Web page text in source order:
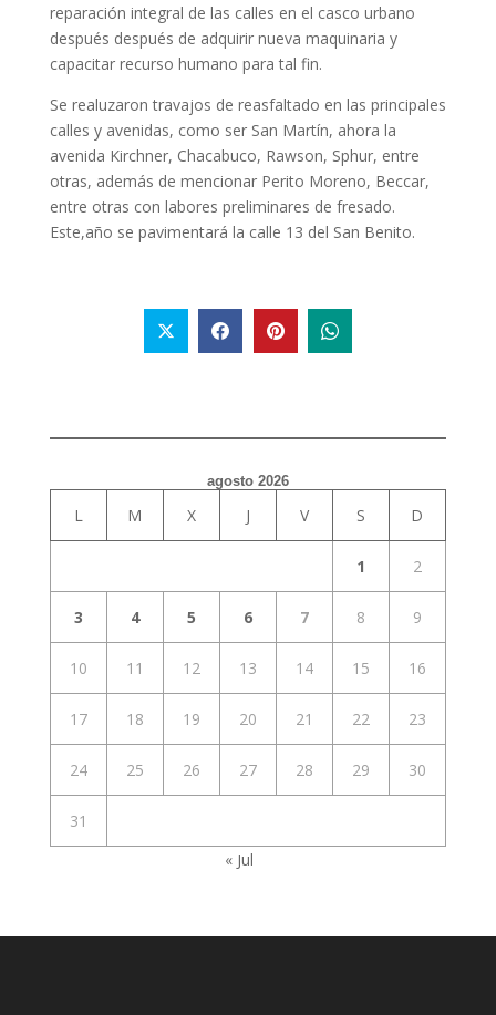
reparación integral de las calles en el casco urbano
después después de adquirir nueva maquinaria y
capacitar recurso humano para tal fin.
Se realuzaron travajos de reasfaltado en las principales
calles y avenidas, como ser San Martín, ahora la
avenida Kirchner, Chacabuco, Rawson, Sphur, entre
otras, además de mencionar Perito Moreno, Beccar,
entre otras con labores preliminares de fresado.
Este,año se pavimentará la calle 13 del San Benito.
agosto 2026
L M X J V S D
1 2
3 4 5 6 7 8 9
10 11 12 13 14 15 16
17 18 19 20 21 22 23
24 25 26 27 28 29 30
31
« Jul